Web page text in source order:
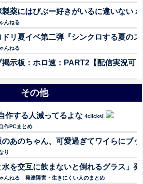
製薬にはびぶー好きがいるに違いない
んねる
ドリ夏イベ第二弾『シンクロする夏の
んねる
掲示板：ホロ速：PART2【配信実況可
その他
作する人減ってるよな 4clicks!
作PCまとめ
のあのちゃん、可愛過ぎてワイらにブ
り
水を交互に飲まないと倒れるグラス」発
んねる 発達障害・生きにくい人のまとめ